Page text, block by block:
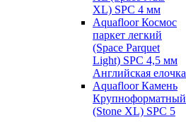
XL) SPC 4 мм
Aquafloor Космос
паркет легкий
(Space Parquet
Light) SPC 4,5 мм
Английская елочка
Aquafloor Камень
Крупноформатный
(Stone XL) SPC 5